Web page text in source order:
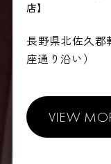
店】
長野県北佐久郡
座通り沿い）
VIEW